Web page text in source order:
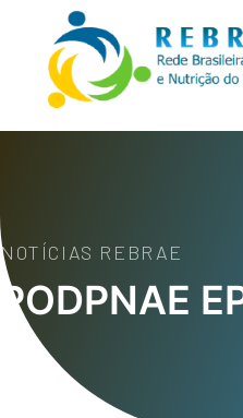
NOTÍCIAS REBRAE
PODPNAE